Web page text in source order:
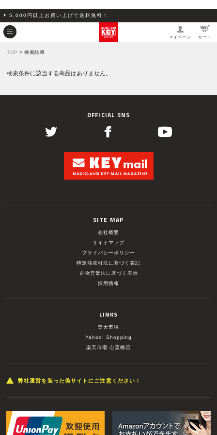
5,000円以上お買い上げで送料無料！
マイページ カート
TOP > 検索結果
検索条件に該当する商品はありません。
OFFICIAL SNS
SITE MAP
会社概要
サイトマップ
プライバシーポリシー
特定商取引法に基づく表記
古物営業法に基づく表示
採用情報
LINKS
楽天市場
Yahoo! Shopping
楽天市場 心斎橋店
弊社運営を装った偽サイトにご注意ください！